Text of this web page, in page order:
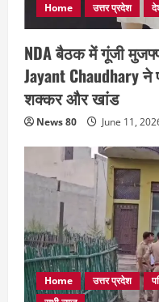
Home उत्तर प्रदेश
NDA बैठक में गूंजी
Jayant Chaudhary ने
शक्कर और खांड
News 80 June 11,
Home उत्तर प्रदेश